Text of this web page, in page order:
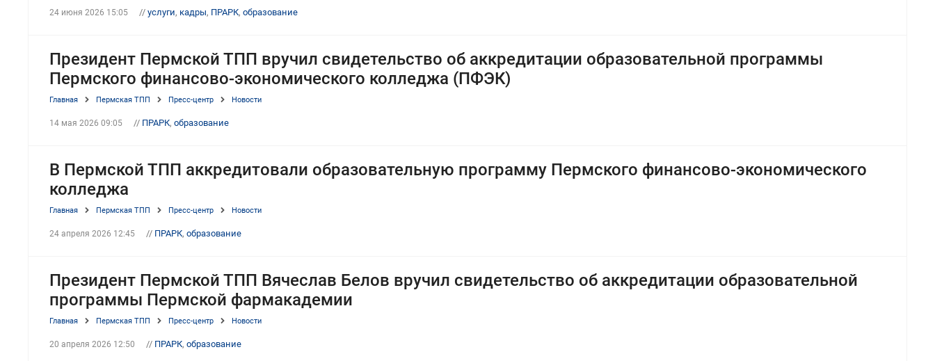
24 июня 2026 15:05 // услуги, кадры, ПРАРК, образование
Президент Пермской ТПП вручил свидетельство об аккредитации образовательной программы
Пермского финансово-экономического колледжа (ПФЭК)
Главная Пермская ТПП Пресс-центр Новости
14 мая 2026 09:05 // ПРАРК, образование
В Пермской ТПП аккредитовали образовательную программу Пермского финансово-экономического
колледжа
Главная Пермская ТПП Пресс-центр Новости
24 апреля 2026 12:45 // ПРАРК, образование
Президент Пермской ТПП Вячеслав Белов вручил свидетельство об аккредитации образовательной
программы Пермской фармакадемии
Главная Пермская ТПП Пресс-центр Новости
20 апреля 2026 12:50 // ПРАРК, образование